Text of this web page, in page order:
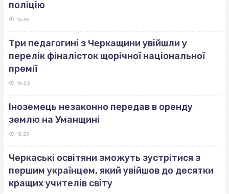
поліцію
16:35
Три педагогині з Черкащини увійшли у
перелік фіналісток щорічної національної
премії
16:22
Іноземець незаконно передав в оренду
землю на Уманщині
15:59
Черкаські освітяни зможуть зустрітися з
першим українцем, який увійшов до десятки
кращих учителів світу